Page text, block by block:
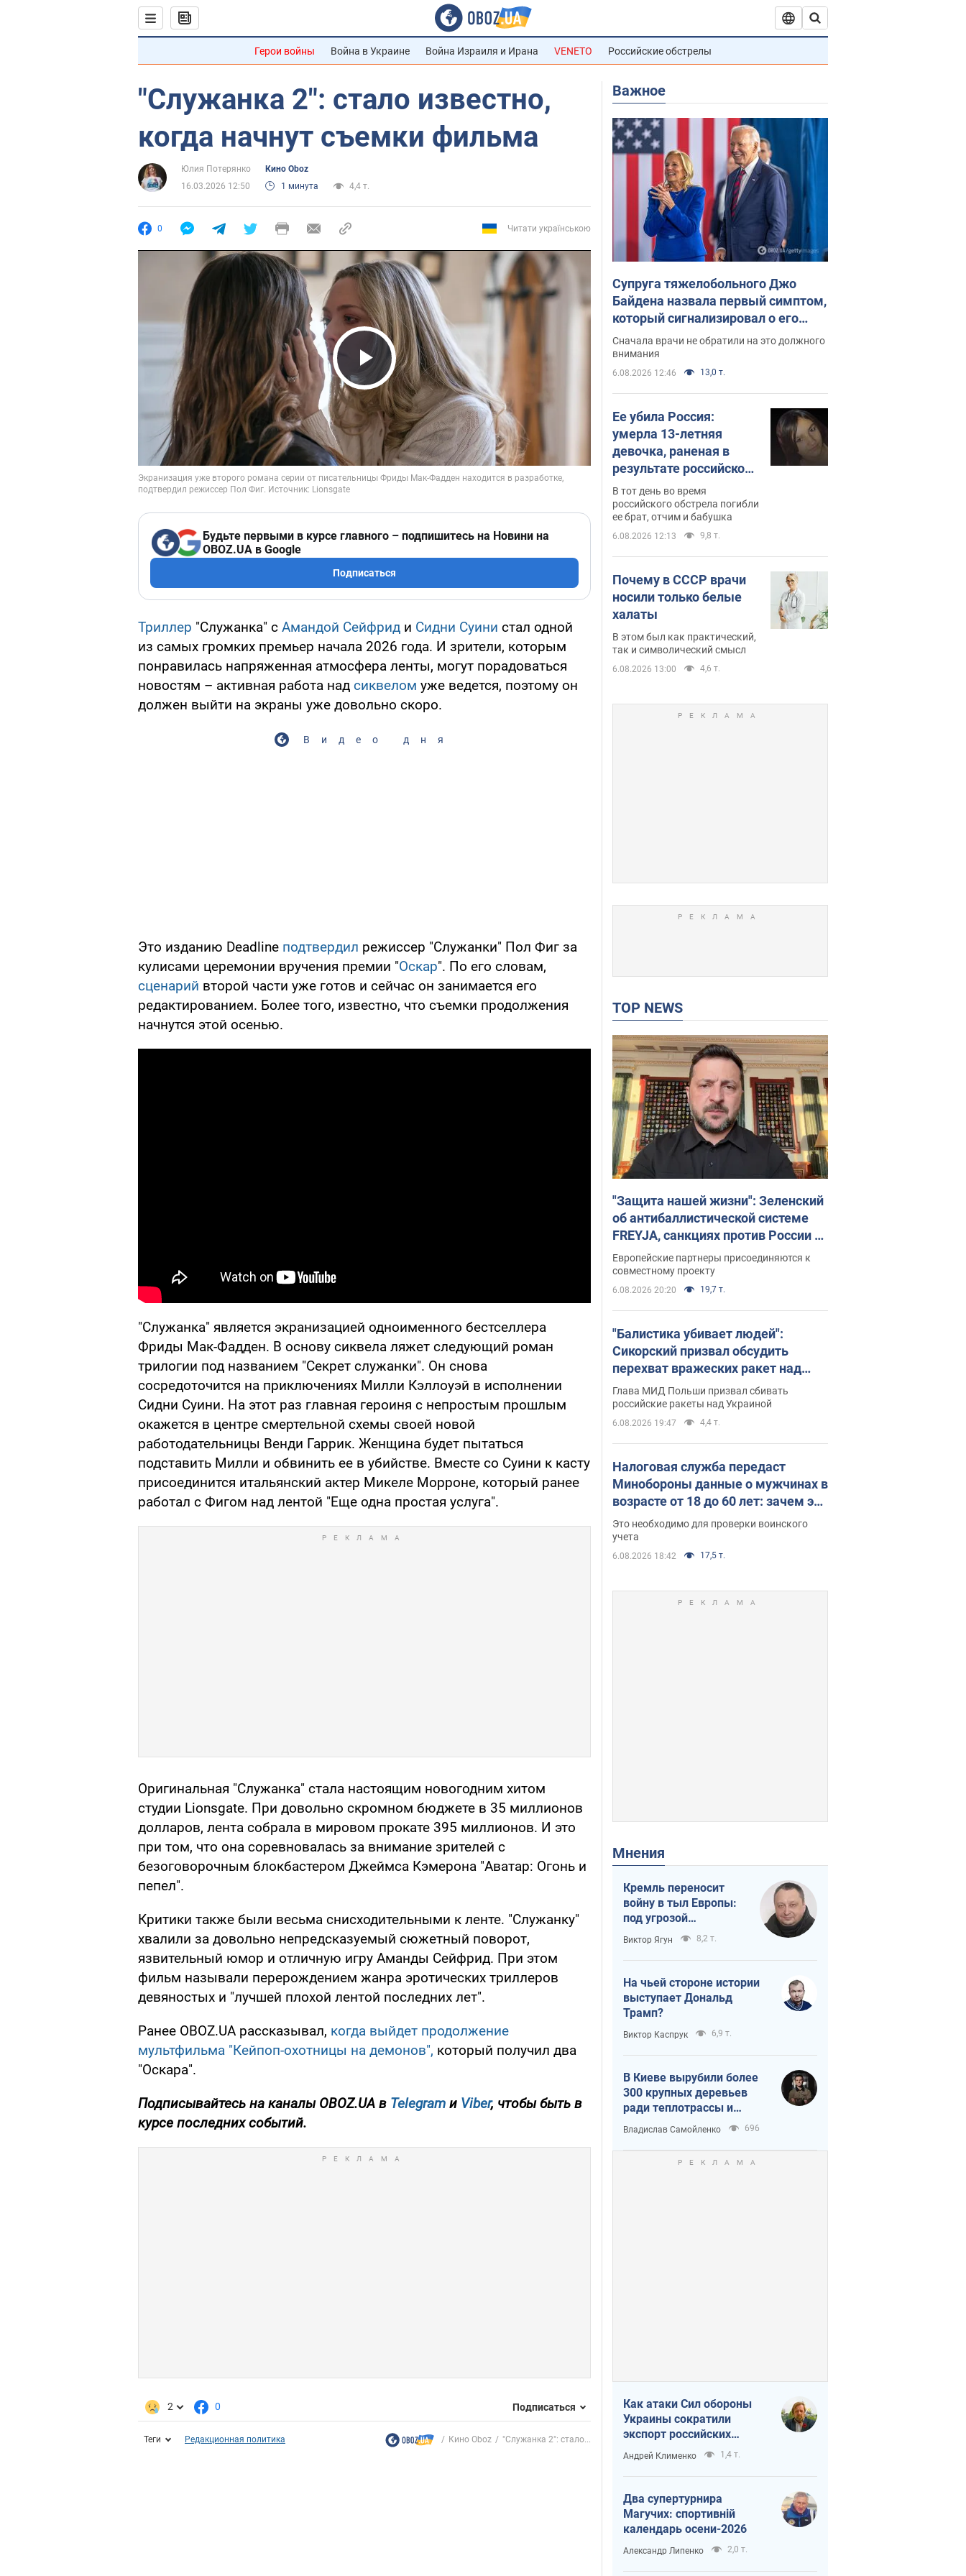
Герои войны Война в Украине Война Израиля и Ирана VENETO Российские обстрелы
"Служанка 2": стало известно,
когда начнут съемки фильма
Юлия Потерянко
Кино Oboz
16.03.2026 12:50
1 минута 4,4 т.
0 Читати українською
Play Video
Будьте первыми в курсе главного – подпишитесь на Новини на
OBOZ.UA в Google
Подписаться
Триллер "Служанка" с Амандой Сейфрид и Сидни Суини стал одной
из самых громких премьер начала 2026 года. И зрители, которым
понравилась напряженная атмосфера ленты, могут порадоваться
новостям – активная работа над сиквелом уже ведется, поэтому он
должен выйти на экраны уже довольно скоро.
Видео дня
Это изданию Deadline подтвердил режиссер "Служанки" Пол Фиг за
кулисами церемонии вручения премии "Оскар". По его словам,
сценарий второй части уже готов и сейчас он занимается его
редактированием. Более того, известно, что съемки продолжения
начнутся этой осенью.
"Служанка" является экранизацией одноименного бестселлера
Фриды Мак-Фадден. В основу сиквела ляжет следующий роман
трилогии под названием "Секрет служанки". Он снова
сосредоточится на приключениях Милли Кэллоуэй в исполнении
Сидни Суини. На этот раз главная героиня с непростым прошлым
окажется в центре смертельной схемы своей новой
работодательницы Венди Гаррик. Женщина будет пытаться
подставить Милли и обвинить ее в убийстве. Вместе со Суини к касту
присоединится итальянский актер Микеле Морроне, который ранее
работал с Фигом над лентой "Еще одна простая услуга".
Оригинальная "Служанка" стала настоящим новогодним хитом
студии Lionsgate. При довольно скромном бюджете в 35 миллионов
долларов, лента собрала в мировом прокате 395 миллионов. И это
при том, что она соревновалась за внимание зрителей с
безоговорочным блокбастером Джеймса Кэмерона "Аватар: Огонь и
пепел".
Критики также были весьма снисходительными к ленте. "Служанку"
хвалили за довольно непредсказуемый сюжетный поворот,
язвительный юмор и отличную игру Аманды Сейфрид. При этом
фильм называли перерождением жанра эротических триллеров
девяностых и "лучшей плохой лентой последних лет".
Ранее OBOZ.UA рассказывал, когда выйдет продолжение
мультфильма "Кейпоп-охотницы на демонов", который получил два
"Оскара".
Подписывайтесь на каналы OBOZ.UA в Telegram и Viber, чтобы быть в
курсе последних событий.
2 0 Подписаться
Теги Редакционная политика Кино Oboz "Служанка 2": стало...
Важное
Супруга тяжелобольного Джо
Байдена назвала первый симптом,
который сигнализировал о его
"агрессивном" раке
Сначала врачи не обратили на это должного
внимания
6.08.2026 12:46 13,0 т.
Ее убила Россия:
умерла 13-летняя
девочка, раненая в
результате российской
атаки на Сумскую
область. Фото
В тот день во время
российского обстрела погибли
ее брат, отчим и бабушка
6.08.2026 12:13 9,8 т.
Почему в СССР врачи
носили только белые
халаты
В этом был как практический,
так и символический смысл
6.08.2026 13:00 4,6 т.
TOP NEWS
"Защита нашей жизни": Зеленский
об антибаллистической системе
FREYJA, санкциях против России и
поддержке аграриев. Видео
Европейские партнеры присоединяются к
совместному проекту
6.08.2026 20:20 19,7 т.
"Балистика убивает людей":
Сикорский призвал обсудить
перехват вражеских ракет над
Украиной
Глава МИД Польши призвал сбивать
российские ракеты над Украиной
6.08.2026 19:47 4,4 т.
Налоговая служба передаст
Минобороны данные о мужчинах в
возрасте от 18 до 60 лет: зачем это
нужно
Это необходимо для проверки воинского
учета
6.08.2026 18:42 17,5 т.
Мнения
Кремль переносит
войну в тыл Европы:
под угрозой
критическая
логистика
Виктор Ягун 8,2 т.
На чьей стороне истории
выступает Дональд
Трамп?
Виктор Каспрук 6,9 т.
В Киеве вырубили более
300 крупных деревьев
ради теплотрассы и
вопреки Генплану
Владислав Самойленко 696
Как атаки Сил обороны
Украины сократили
экспорт российских
нефтепродуктов
Андрей Клименко 1,4 т.
Два супертурнира
Магучих: спортивній
календарь осени-2026
Александр Липенко 2,0 т.